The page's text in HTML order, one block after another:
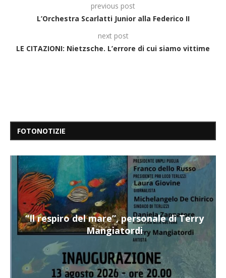
previous post
L’Orchestra Scarlatti Junior alla Federico II
next post
LE CITAZIONI: Nietzsche. L’errore di cui siamo vittime
FOTONOTIZIE
“Il respiro del mare”, personale di Terry
Mangiatordi